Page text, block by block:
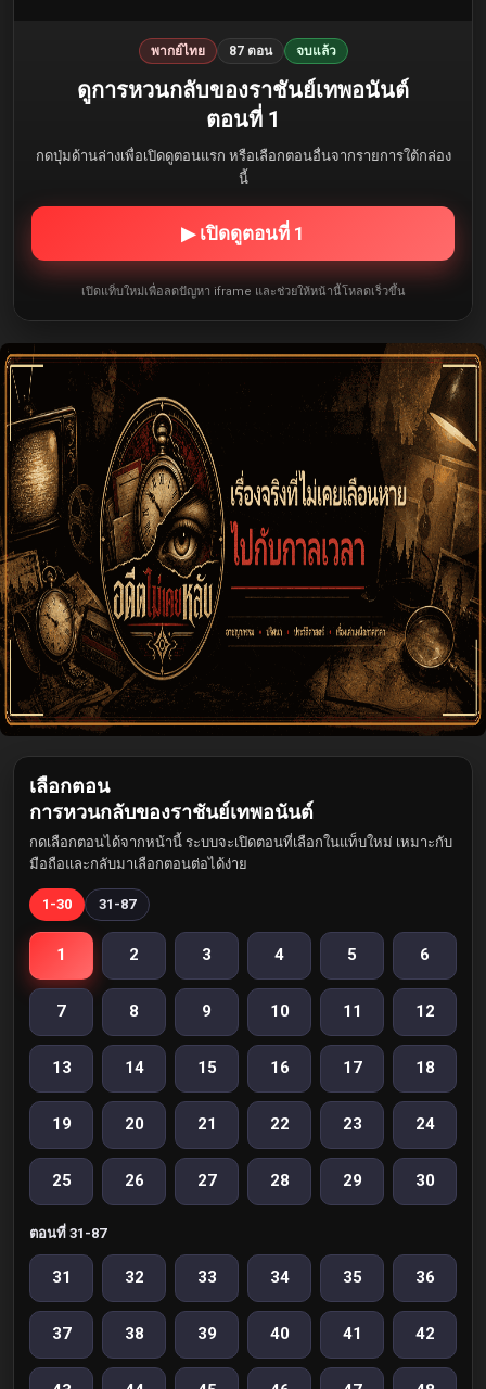
พากย์ไทย 87 ตอน จบแล้ว
ดูการหวนกลับของราชันย์เทพอนันต์
ตอนที่ 1
กดปุ่มด้านล่างเพื่อเปิดดูตอนแรก หรือเลือกตอนอื่นจากรายการใต้กล่อง
นี้
▶ เปิดดูตอนที่ 1
เปิดแท็บใหม่เพื่อลดปัญหา iframe และช่วยให้หน้านี้โหลดเร็วขึ้น
เลือกตอน
การหวนกลับของราชันย์เทพอนันต์
กดเลือกตอนได้จากหน้านี้ ระบบจะเปิดตอนที่เลือกในแท็บใหม่ เหมาะกับ
มือถือและกลับมาเลือกตอนต่อได้ง่าย
1-30 31-87
1 2 3 4 5 6
7 8 9 10 11 12
13 14 15 16 17 18
19 20 21 22 23 24
25 26 27 28 29 30
ตอนที่ 31-87
31 32 33 34 35 36
37 38 39 40 41 42